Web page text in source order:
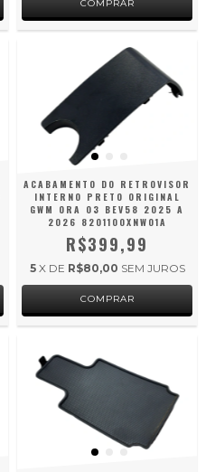
ACABAMENTO DO RETROVISOR
INTERNO PRETO ORIGINAL
GWM ORA 03 BEV58 2025 A
2026 8201100XNW01A
R$399,99
5 X DE R$80,00 SEM JUROS